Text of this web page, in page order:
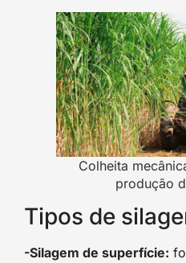
Colheita
produção
Tipos de
-Silagem de superfície: